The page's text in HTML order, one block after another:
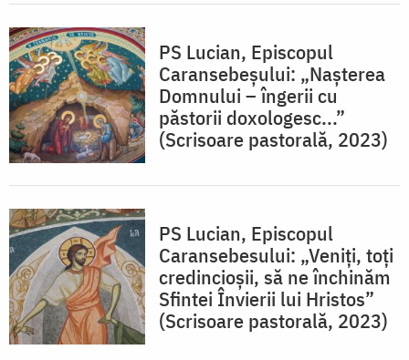
PS Lucian, Episcopul
Caransebeșului: „Nașterea
Domnului – îngerii cu
păstorii doxologesc...”
(Scrisoare pastorală, 2023)
PS Lucian, Episcopul
Caransebesului: „Veniți, toți
credincioșii, să ne închinăm
Sfintei Învierii lui Hristos”
(Scrisoare pastorală, 2023)